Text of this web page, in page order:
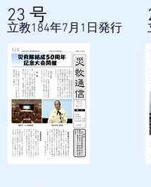
23号
​立教184年7月1日発行